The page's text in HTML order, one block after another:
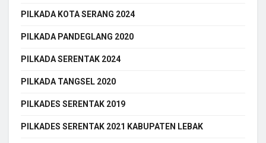
PILKADA KOTA SERANG 2024
PILKADA PANDEGLANG 2020
PILKADA SERENTAK 2024
PILKADA TANGSEL 2020
PILKADES SERENTAK 2019
PILKADES SERENTAK 2021 KABUPATEN LEBAK